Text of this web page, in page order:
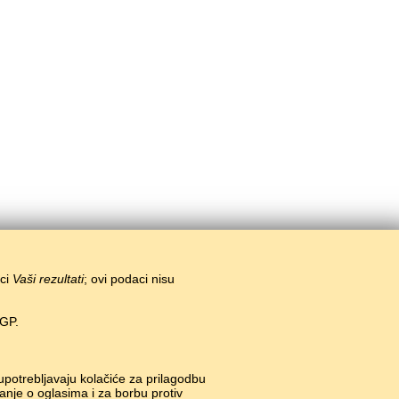
Vaši rezultati; ovi podaci nisu
kolačiće za prilagodbu
o oglasima i za borbu protiv